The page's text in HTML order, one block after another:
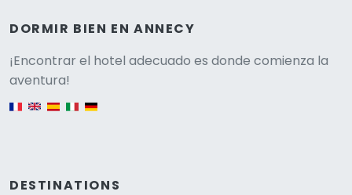
DORMIR BIEN EN ANNECY
¡Encontrar el hotel adecuado es donde comienza la
aventura!
DESTINATIONS